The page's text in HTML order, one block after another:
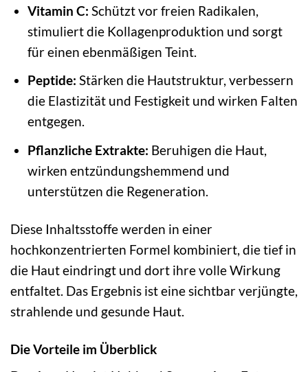
Vitamin C: Schützt vor freien Radikalen,
stimuliert die Kollagenproduktion und sorgt
für einen ebenmäßigen Teint.
Peptide: Stärken die Hautstruktur, verbessern
die Elastizität und Festigkeit und wirken Falten
entgegen.
Pflanzliche Extrakte: Beruhigen die Haut,
wirken entzündungshemmend und
unterstützen die Regeneration.
Diese Inhaltsstoffe werden in einer
hochkonzentrierten Formel kombiniert, die tief in
die Haut eindringt und dort ihre volle Wirkung
entfaltet. Das Ergebnis ist eine sichtbar verjüngte,
strahlende und gesunde Haut.
Die Vorteile im Überblick